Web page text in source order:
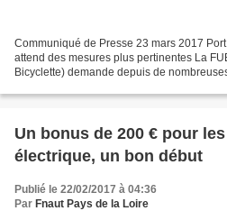
Communiqué de Presse 23 mars 2017
attend des mesures plus pertinentes La
Bicyclette) demande depuis de
Un bonus de 200 € pour
électrique, un bon début
Publié le 22/02/2017 à 04:36
Par Fnaut Pays de la Loire